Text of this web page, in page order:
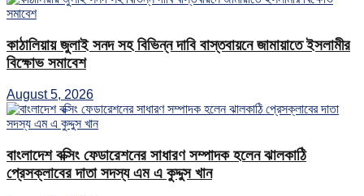
কাঠালিয়ায় জুলাই সনদ সহ বিভিন্ন দাবি বাস্তবায়নে জামায়াতে ইসলামীর
বিক্ষোভ সমাবেশ
August 5, 2026
বাংলাদেশ বক্সিং ফেডারেশনের সাধারণ সম্পাদক হলেন ঝালকাঠি
প্রেসক্লাবের দাতা সদস্য এম এ কুদ্দুস খান